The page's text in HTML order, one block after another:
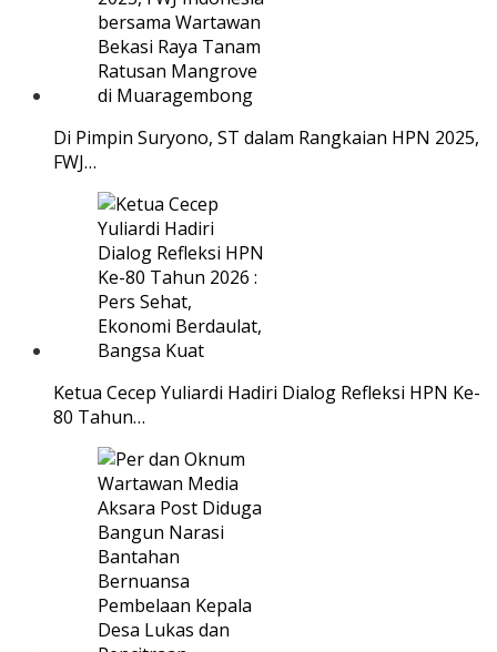
Di Pimpin Suryono, ST dalam Rangkaian HPN 2025,
FWJ…
Ketua Cecep Yuliardi Hadiri Dialog Refleksi HPN Ke-
80 Tahun…